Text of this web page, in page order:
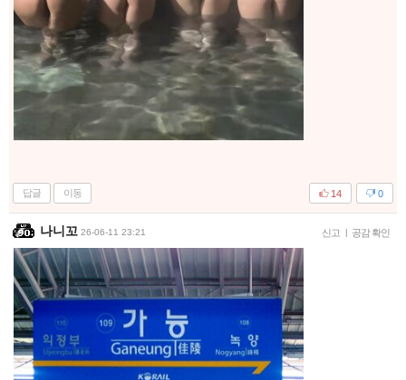
답글 이동 0
14
나니꼬 26-06-11 23:21 신고 | 공감 확인